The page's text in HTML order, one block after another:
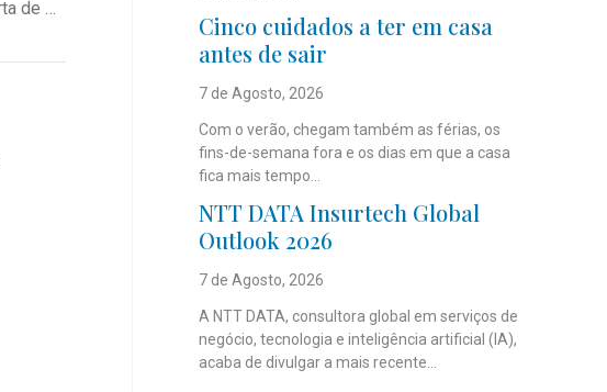
Cinco cuidados a ter em casa
antes de sair
7 de Agosto, 2026
Com o verão, chegam também as férias, os
fins-de-semana fora e os dias em que a casa
fica mais tempo...
NTT DATA Insurtech Global
Outlook 2026
7 de Agosto, 2026
A NTT DATA, consultora global em serviços de
negócio, tecnologia e inteligência artificial (IA),
acaba de divulgar a mais recente...